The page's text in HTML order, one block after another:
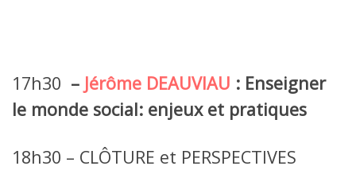
17h30 – Jérôme DEAUVIAU : Enseigner
le monde social: enjeux et pratiques
18h30 – CLÔTURE et PERSPECTIVES